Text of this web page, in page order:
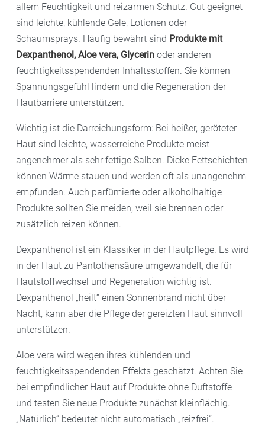
allem Feuchtigkeit und reizarmen Schutz. Gut geeignet
sind leichte, kühlende Gele, Lotionen oder
Schaumsprays. Häufig bewährt sind Produkte mit
Dexpanthenol, Aloe vera, Glycerin oder anderen
feuchtigkeitsspendenden Inhaltsstoffen. Sie können
Spannungsgefühl lindern und die Regeneration der
Hautbarriere unterstützen.
Wichtig ist die Darreichungsform: Bei heißer, geröteter
Haut sind leichte, wasserreiche Produkte meist
angenehmer als sehr fettige Salben. Dicke Fettschichten
können Wärme stauen und werden oft als unangenehm
empfunden. Auch parfümierte oder alkoholhaltige
Produkte sollten Sie meiden, weil sie brennen oder
zusätzlich reizen können.
Dexpanthenol ist ein Klassiker in der Hautpflege. Es wird
in der Haut zu Pantothensäure umgewandelt, die für
Hautstoffwechsel und Regeneration wichtig ist.
Dexpanthenol „heilt“ einen Sonnenbrand nicht über
Nacht, kann aber die Pflege der gereizten Haut sinnvoll
unterstützen.
Aloe vera wird wegen ihres kühlenden und
feuchtigkeitsspendenden Effekts geschätzt. Achten Sie
bei empfindlicher Haut auf Produkte ohne Duftstoffe
und testen Sie neue Produkte zunächst kleinflächig.
„Natürlich“ bedeutet nicht automatisch „reizfrei“.